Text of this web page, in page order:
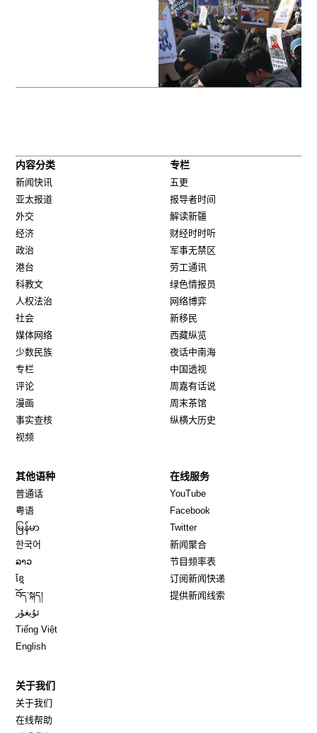
内容分类
新闻快讯
亚太报道
外交
经济
政治
港台
科教文
人权法治
社会
媒体网络
少数民族
专栏
评论
漫画
事实查核
视频
专栏
五更
报导者时间
解读新疆
财经时时听
军事无禁区
劳工通讯
绿色情报员
网络博弈
新移民
西藏纵览
夜话中南海
中国透视
周嘉有话说
周末茶馆
纵横大历史
其他语种
普通话
粤语
မြန်မာ
한국어
ລາວ
ខ្មែ
བོད་སྐད།
ئۇيغۇر
Tiếng Việt
English
在线服务
YouTube
Facebook
TwitterOpens in new window
新闻聚合
节目频率表
订阅新闻快递
提供新闻线索
关于我们
关于我们
在线帮助